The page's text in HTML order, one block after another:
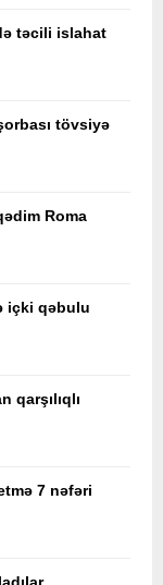
təcili islahat
tövsiyə
Roma
içki qəbulu
qarşılıqlı
7 nəfəri